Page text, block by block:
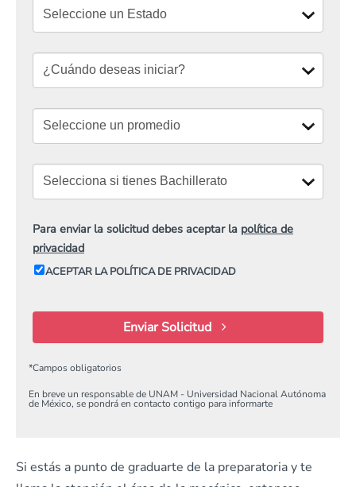
Para enviar la solicitud debes aceptar la política de
privacidad
ACEPTAR LA POLÍTICA DE PRIVACIDAD
Enviar Solicitud
*Campos obligatorios
En breve un responsable de UNAM - Universidad Nacional Autónoma
de México, se pondrá en contacto contigo para informarte
Si estás a punto de graduarte de la preparatoria y te